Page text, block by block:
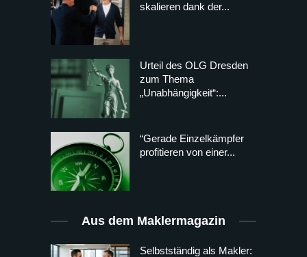
skalieren dank der...
Urteil des OLG Dresden
zum Thema
„Unabhängigkeit“:...
“Gerade Einzelkämpfer
profitieren von einer...
Aus dem Maklermagazin
Selbstständig als Makler: